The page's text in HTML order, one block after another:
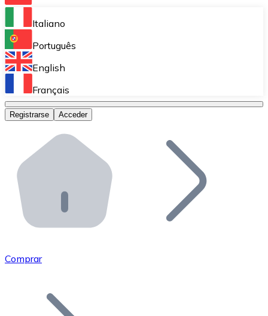
Bitnovo Ramp
Integra nuestra solución en tu plataforma.
Bitnovo Giftcards
Bitnovo OTC
Bitnovo ATM
Integra un ATM Bitnovo en tu negocio y permite que
Bitnovo API
Integra nuestra API en tu ecosistema.
Únete a nuestra red de distribuidores.
Añade tu proyecto a nuestro ecosistema.
Italiano
Português
English
Français
Registrarse Acceder
Comprar